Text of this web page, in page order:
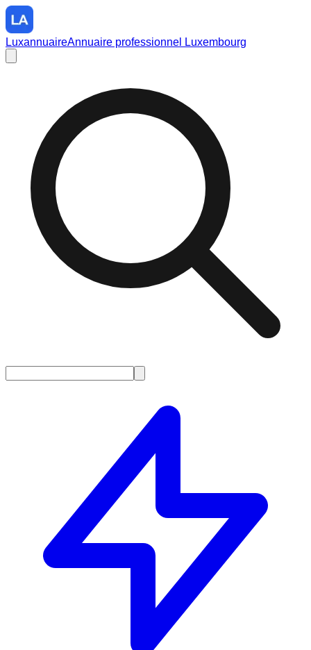
LuxannuaireAnnuaire professionnel Luxembourg